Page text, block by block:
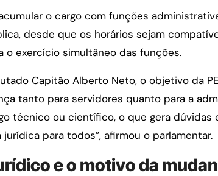
o cargo com funções
desde que os horários sejam
exercício simultâneo das funções.
Capitão Alberto Neto, o objetivo da
tanto para servidores quanto para a
técnico ou científico, o que gera dúvidas
para todos”, afirmou o parlamentar.
e o motivo da